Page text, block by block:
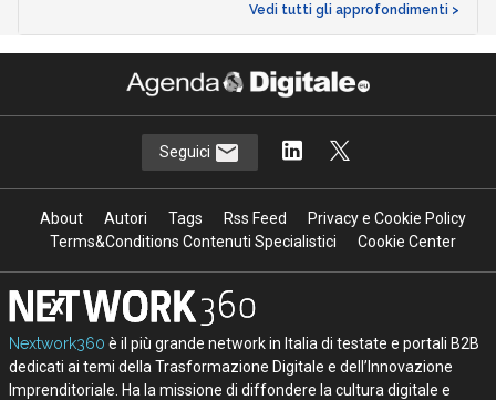
Vedi tutti gli approfondimenti >
Seguici
About Autori Tags Rss Feed
Privacy e Cookie Policy
Terms&Conditions Contenuti Specialistici
Cookie Center
Nextwork360 è il più grande network in Italia di testate e portali B2B
dedicati ai temi della Trasformazione Digitale e dell’Innovazione
Imprenditoriale. Ha la missione di diffondere la cultura digitale e